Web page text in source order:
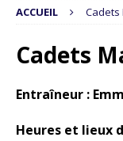
ACCUEIL Cadets
Cadets
Entraîneur :
Heures et lieux